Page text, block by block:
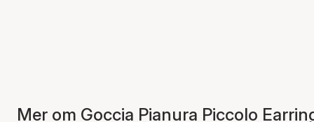
Mer om Goccia Pianura Piccolo